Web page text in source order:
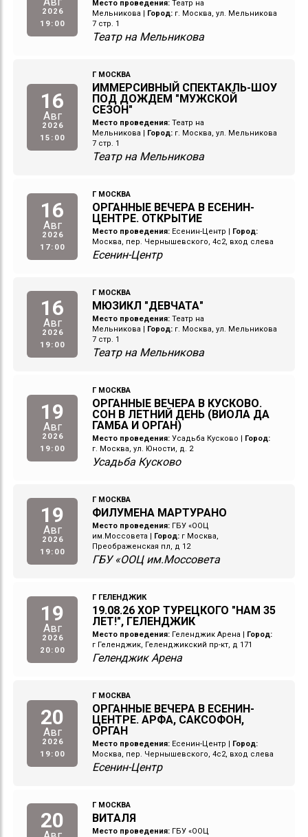
2026
19:00
Место проведения: Театр на
Мельникова
Город: г. Москва, ул. Мельникова
7 стр. 1
Театр на Мельникова
16
Авг
2026
15:00
Г МОСКВА
ИММЕРСИВНЫЙ СПЕКТАКЛЬ-ШОУ
ПОД ДОЖДЕМ "МУЖСКОЙ
СЕЗОН"
Место проведения: Театр на
Мельникова
Город: г. Москва, ул. Мельникова
7 стр. 1
Театр на Мельникова
16
Авг
2026
17:00
Г МОСКВА
ОРГАННЫЕ ВЕЧЕРА В ЕСЕНИН-
ЦЕНТРЕ. ОТКРЫТИЕ
Место проведения: Есенин-Центр
Город:
Москва, пер. Чернышевского, 4с2, вход слева
Есенин-Центр
16
Авг
2026
19:00
Г МОСКВА
МЮЗИКЛ "ДЕВЧАТА"
Место проведения: Театр на
Мельникова
Город: г. Москва, ул. Мельникова
7 стр. 1
Театр на Мельникова
19
Авг
2026
19:00
Г МОСКВА
ОРГАННЫЕ ВЕЧЕРА В КУСКОВО.
СОН В ЛЕТНИЙ ДЕНЬ (ВИОЛА ДА
ГАМБА И ОРГАН)
Место проведения: Усадьба Кусково
Город:
г. Москва, ул. Юности, д. 2
Усадьба Кусково
19
Авг
2026
19:00
Г МОСКВА
ФИЛУМЕНА МАРТУРАНО
Место проведения: ГБУ «ООЦ
им.Моссовета
Город: г Москва,
Преображенская пл, д 12
ГБУ «ООЦ им.Моссовета
19
Авг
2026
20:00
Г ГЕЛЕНДЖИК
19.08.26 ХОР ТУРЕЦКОГО "НАМ 35
ЛЕТ!", ГЕЛЕНДЖИК
Место проведения: Геленджик Арена
Город:
г Геленджик, Геленджикский пр-кт, д 171
Геленджик Арена
20
Авг
2026
19:00
Г МОСКВА
ОРГАННЫЕ ВЕЧЕРА В ЕСЕНИН-
ЦЕНТРЕ. АРФА, САКСОФОН,
ОРГАН
Место проведения: Есенин-Центр
Город:
Москва, пер. Чернышевского, 4с2, вход слева
Есенин-Центр
20
Г МОСКВА
ВИТАЛЯ
Место проведения: ГБУ «ООЦ